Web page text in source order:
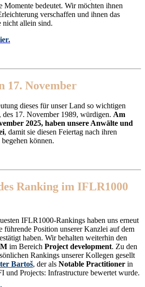
Momente bedeutet. Wir möchten ihnen
verschaffen und ihnen das
nicht allein sind.
17. November
dieses für unser Land so wichtigen
des 17. November 1989, würdigen. Am
2025, haben unsere Anwälte und
, damit sie diesen Feiertag nach ihren
können.
Ranking im IFLR1000
IFLR1000-Rankings haben uns erneut
führende Position unserer Kanzlei auf dem
haben. Wir behalten weiterhin den
im Bereich Project development. Zu den
Rankings unserer Kollegen gesellt
Bartoš, der als Notable Practitioner in
und Projects: Infrastructure bewertet wurde.